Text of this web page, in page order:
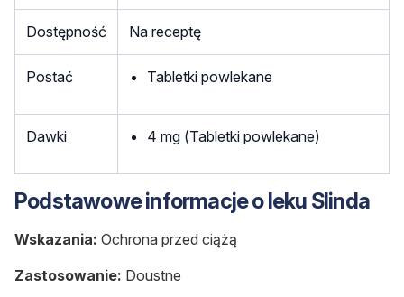
Dostępność Na receptę
Postać Tabletki powlekane
Dawki 4 mg (Tabletki powlekane)
Podstawowe informacje o leku Slinda
Wskazania: Ochrona przed ciążą
Zastosowanie: Doustne